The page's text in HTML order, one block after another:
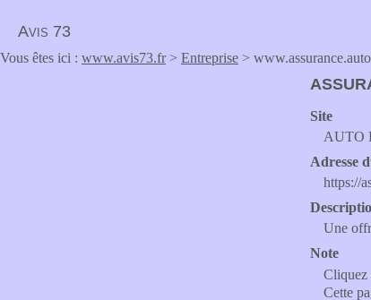
Avis 73
Vous êtes ici : www.avis73.fr> Entreprise >
Site
AUTO
Adresse
https://
Une
Note
Cliquez
Cette